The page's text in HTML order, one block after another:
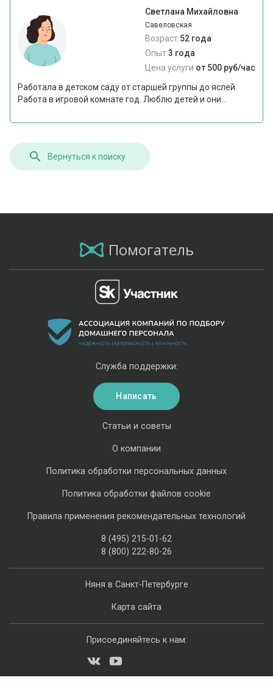
Светлана Михайловна
Савеловская
Возраст:52 года
Опыт:3 года
Цена услуги:от 500 руб/час
Работала в детском саду от старшей группы до яслей.
Работа в игровой комнате год. Люблю детей и они...
Вернуться к поиску
Помогатель
Няня в Санкт-Петербурге
Карта сайта
Статьи и советы
О компании
Политика обработки персональных данных
Политика обработки файлов cookie
Правила применения рекомендательных технологий
8 (495) 215-01-62
8 (800) 222-80-26
Служба поддержки:
Написать
Присоединяйтесь к нам: